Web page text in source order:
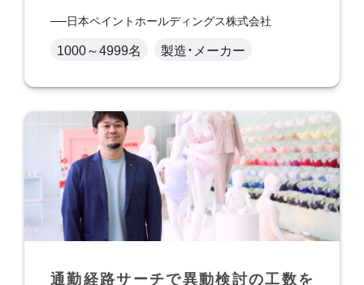
日本ペイントホールディングス株式会社
1000～4999名 製造・メーカー
通勤経路サーチで異動検討の工数を